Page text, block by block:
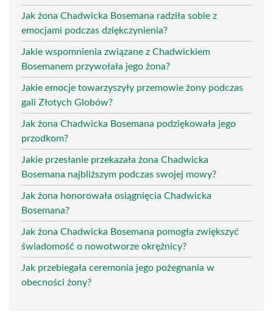
Jak żona Chadwicka Bosemana radziła sobie z
emocjami podczas dziękczynienia?
Jakie wspomnienia związane z Chadwickiem
Bosemanem przywołała jego żona?
Jakie emocje towarzyszyły przemowie żony podczas
gali Złotych Globów?
Jak żona Chadwicka Bosemana podziękowała jego
przodkom?
Jakie przesłanie przekazała żona Chadwicka
Bosemana najbliższym podczas swojej mowy?
Jak żona honorowała osiągnięcia Chadwicka
Bosemana?
Jak żona Chadwicka Bosemana pomogła zwiększyć
świadomość o nowotworze okrężnicy?
Jak przebiegała ceremonia jego pożegnania w
obecności żony?